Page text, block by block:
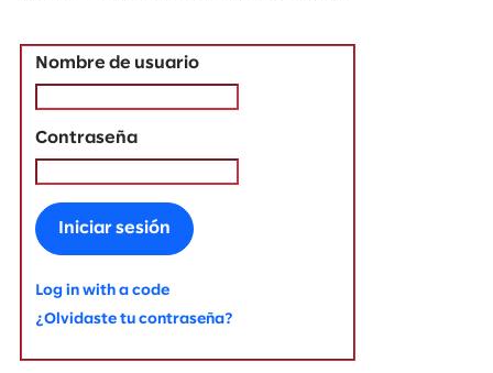
Nombre de usuario
Contraseña
Iniciar sesión
Log in with a code
¿Olvidaste tu contraseña?